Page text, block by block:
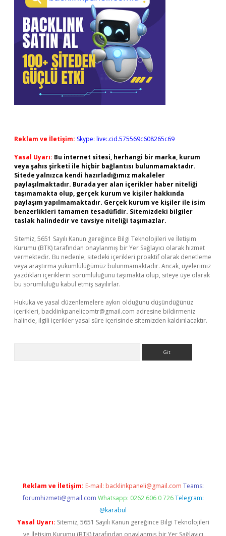
Reklam ve İletişim: Skype: live:.cid.575569c608265c69
Yasal Uyarı: Bu internet sitesi, herhangi bir marka, kurum
veya şahıs şirketi ile hiçbir bağlantısı bulunmamaktadır.
Sitede yalnızca kendi hazırladığımız makaleler
paylaşılmaktadır. Burada yer alan içerikler haber niteliği
taşımamakta olup, gerçek kurum ve kişiler hakkında
paylaşım yapılmamaktadır. Gerçek kurum ve kişiler ile isim
benzerlikleri tamamen tesadüfidir. Sitemizdeki bilgiler
taslak halindedir ve tavsiye niteliği taşımazlar.
Sitemiz, 5651 Sayılı Kanun gereğince Bilgi Teknolojileri ve İletişim
Kurumu (BTK) tarafından onaylanmış bir Yer Sağlayıcı olarak hizmet
vermektedir. Bu nedenle, sitedeki içerikleri proaktif olarak denetleme
veya araştırma yükümlülüğümüz bulunmamaktadır. Ancak, üyelerimiz
yazdıkları içeriklerin sorumluluğunu taşımakta olup, siteye üye olarak
bu sorumluluğu kabul etmiş sayılırlar.
Hukuka ve yasal düzenlemelere aykırı olduğunu düşündüğünüz
içerikleri, backlinkpanelicomtr@gmail.com adresine bildirmeniz
halinde, ilgili içerikler yasal süre içerisinde sitemizden kaldırılacaktır.
Reklam ve İletişim: E-mail: backlinkpaneli@gmail.com Teams:
forumhizmeti@gmail.com Whatsapp: 0262 606 0 726 Telegram:
@karabul
Yasal Uyarı: Sitemiz, 5651 Sayılı Kanun gereğince Bilgi Teknolojileri
ve İletişim Kurumu (BTK) tarafından onaylanmış bir Yer Sağlayıcı